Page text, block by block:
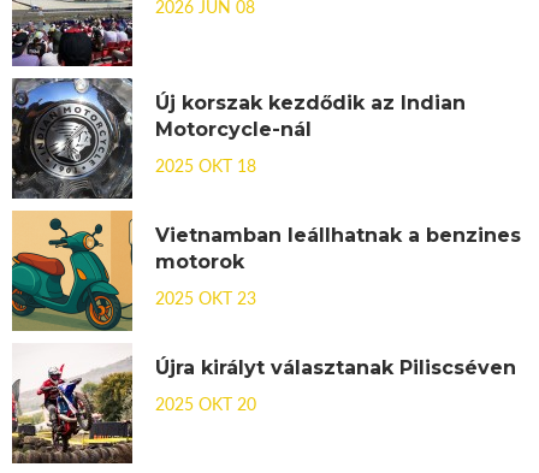
2026 JÚN 08
Új korszak kezdődik az Indian
Motorcycle-nál
2025 OKT 18
Vietnamban leállhatnak a benzines
motorok
2025 OKT 23
Újra királyt választanak Piliscséven
2025 OKT 20